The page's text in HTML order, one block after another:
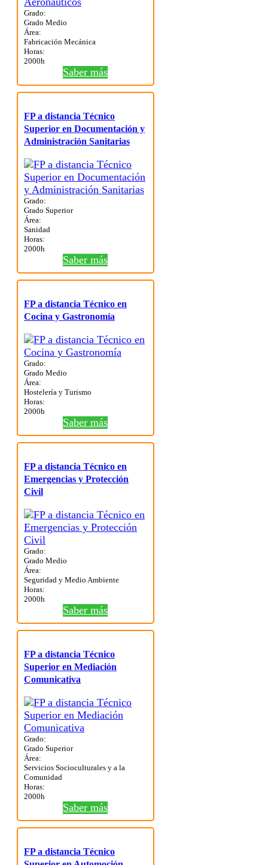
Grado:
Grado Medio
Área:
Fabricación Mecánica
Horas:
2000h
Saber más
FP a distancia Técnico
Superior en Documentación y
Administración Sanitarias
Grado:
Grado Superior
Área:
Sanidad
Horas:
2000h
Saber más
FP a distancia Técnico en
Cocina y Gastronomía
Grado:
Grado Medio
Área:
Hostelería y Turismo
Horas:
2000h
Saber más
FP a distancia Técnico en
Emergencias y Protección
Civil
Grado:
Grado Medio
Área:
Seguridad y Medio Ambiente
Horas:
2000h
Saber más
FP a distancia Técnico
Superior en Mediación
Comunicativa
Grado:
Grado Superior
Área:
Servicios Socioculturales y a la
Comunidad
Horas:
2000h
Saber más
FP a distancia Técnico